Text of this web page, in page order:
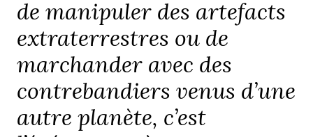
de manipuler des artefacts
extraterrestres ou de
marchander avec des
contrebandiers venus d’une
autre planète, c’est